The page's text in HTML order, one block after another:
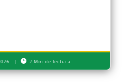
|  2 Min de lectura